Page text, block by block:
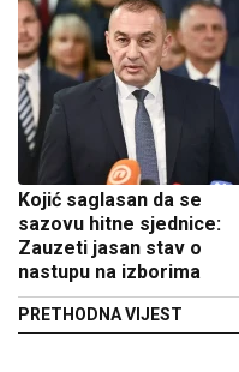
Kojić saglasan da se
sazovu hitne sjednice:
Zauzeti jasan stav o
nastupu na izborima
PRETHODNA VIJEST